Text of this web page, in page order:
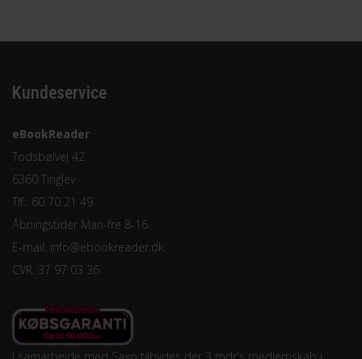
Kundeservice
eBookReader
Todsbølvej 42
6360 Tinglev
Tlf.: 60 70 21 49
Åbningstider Man-fre 8-16
E-mail: info@ebookreader.dk
CVR. 37 97 03 36